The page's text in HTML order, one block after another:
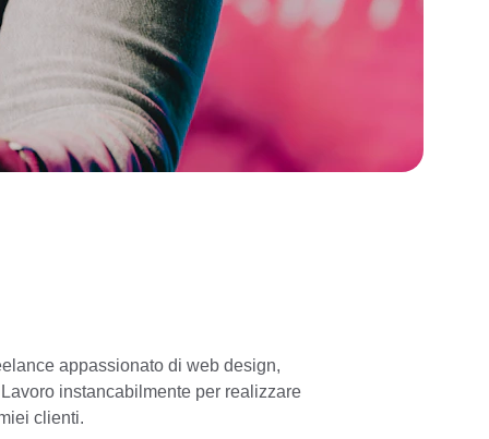
appassionato di web design,
instancabilmente per realizzare
clienti.